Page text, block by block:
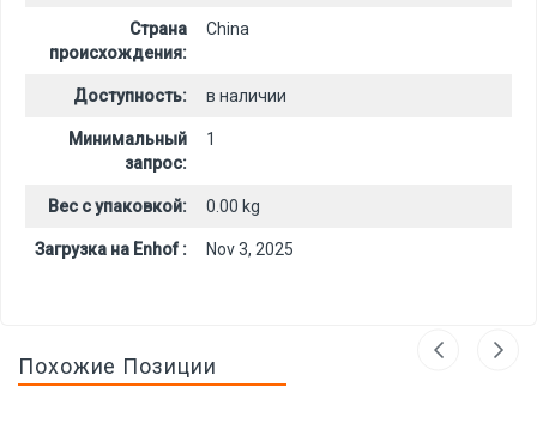
Страна
происхождения:
China
Доступность: в наличии
Минимальный
запрос:
1
Вес с упаковкой: 0.00 kg
Загрузка на Enhof : Nov 3, 2025
Похожие Позиции